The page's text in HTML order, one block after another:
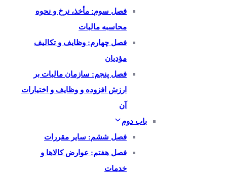
فصل سوم: مأخذ، نرخ و نحوه
محاسبه مالیات
فصل چهارم: وظایف و تکالیف
مؤدیان
فصل پنجم: سازمان مالیات بر
ارزش افزوده و وظایف و اختیارات
آن
باب دوم
فصل ششم: سایر مقررات
فصل هفتم: عوارض کالاها و
خدمات